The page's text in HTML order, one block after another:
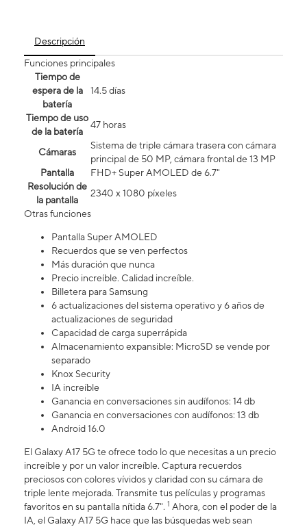
Descripción
Funciones principales
Tiempo de
espera de la
batería
14.5 días
Tiempo de uso
de la batería
47 horas
Cámaras
Sistema de triple cámara trasera con cámara
principal de 50 MP, cámara frontal de 13 MP
Pantalla
FHD+ Super AMOLED de 6.7"
Resolución de
la pantalla
2340 x 1080 píxeles
Otras funciones
Pantalla Super AMOLED
Recuerdos que se ven perfectos
Más duración que nunca
Precio increíble. Calidad increíble.
Billetera para Samsung
6 actualizaciones del sistema operativo y 6 años de
actualizaciones de seguridad
Capacidad de carga superrápida
Almacenamiento expansible: MicroSD se vende por
separado
Knox Security
IA increíble
Ganancia en conversaciones sin audífonos: 14 db
Ganancia en conversaciones con audífonos: 13 db
Android 16.0
El Galaxy A17 5G te ofrece todo lo que necesitas a un precio
increíble y por un valor increíble. Captura recuerdos
preciosos con colores vívidos y claridad con su cámara de
triple lente mejorada. Transmite tus películas y programas
favoritos en su pantalla nítida 6.7". 1 Ahora, con el poder de la
IA, el Galaxy A17 5G hace que las búsquedas web sean